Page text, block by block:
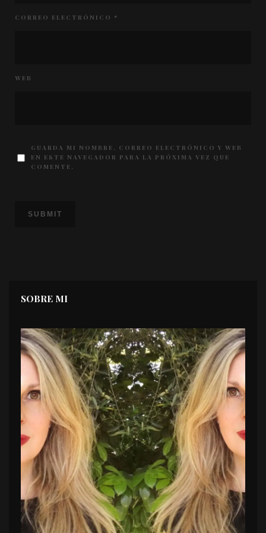
CORREO ELECTRÓNICO *
WEB
GUARDA MI NOMBRE, CORREO ELECTRÓNICO Y WEB
EN ESTE NAVEGADOR PARA LA PRÓXIMA VEZ QUE
COMENTE.
SOBRE MI